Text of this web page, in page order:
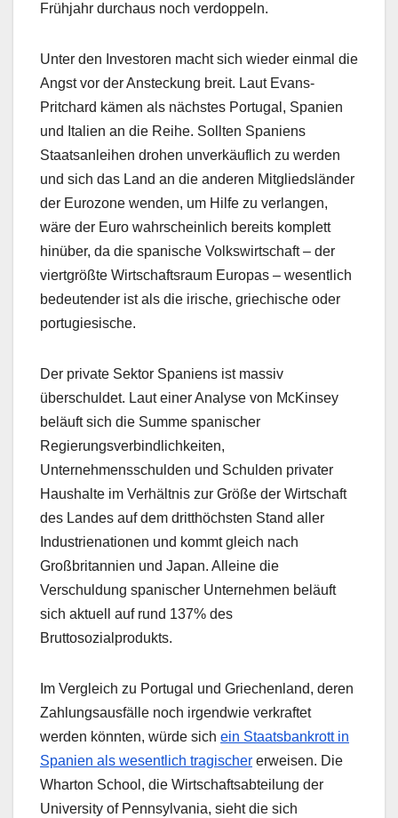
Frühjahr durchaus noch verdoppeln.
Unter den Investoren macht sich wieder einmal die
Angst vor der Ansteckung breit. Laut Evans-
Pritchard kämen als nächstes Portugal, Spanien
und Italien an die Reihe. Sollten Spaniens
Staatsanleihen drohen unverkäuflich zu werden
und sich das Land an die anderen Mitgliedsländer
der Eurozone wenden, um Hilfe zu verlangen,
wäre der Euro wahrscheinlich bereits komplett
hinüber, da die spanische Volkswirtschaft – der
viertgrößte Wirtschaftsraum Europas – wesentlich
bedeutender ist als die irische, griechische oder
portugiesische.
Der private Sektor Spaniens ist massiv
überschuldet. Laut einer Analyse von McKinsey
beläuft sich die Summe spanischer
Regierungsverbindlichkeiten,
Unternehmensschulden und Schulden privater
Haushalte im Verhältnis zur Größe der Wirtschaft
des Landes auf dem dritthöchsten Stand aller
Industrienationen und kommt gleich nach
Großbritannien und Japan. Alleine die
Verschuldung spanischer Unternehmen beläuft
sich aktuell auf rund 137% des
Bruttosozialprodukts.
Im Vergleich zu Portugal und Griechenland, deren
Zahlungsausfälle noch irgendwie verkraftet
werden könnten, würde sich ein Staatsbankrott in
Spanien als wesentlich tragischer erweisen. Die
Wharton School, die Wirtschaftsabteilung der
University of Pennsylvania, sieht die sich